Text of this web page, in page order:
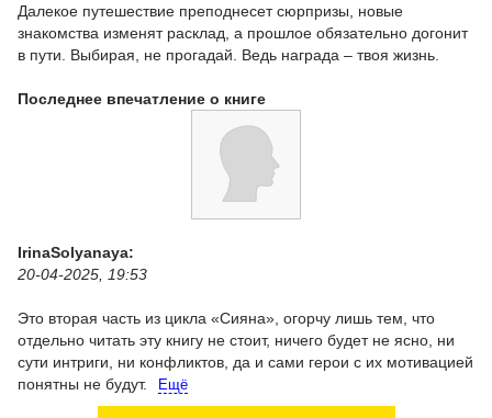
Далекое путешествие преподнесет сюрпризы, новые
знакомства изменят расклад, а прошлое обязательно догонит
в пути. Выбирая, не прогадай. Ведь награда – твоя жизнь.
Последнее впечатление о книге
IrinaSolyanaya:
20-04-2025, 19:53
Это вторая часть из цикла «Сияна», огорчу лишь тем, что
отдельно читать эту книгу не стоит, ничего будет не ясно, ни
сути интриги, ни конфликтов, да и сами герои с их мотивацией
понятны не будут.
Ещё